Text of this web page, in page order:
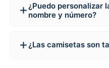
¿Puedo personalizar
nombre y número?
¿Las camisetas son